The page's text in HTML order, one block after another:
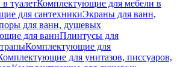
туалетКомплектующие для мебели в
для сантехникиЭкраны для ванн,
для ванн, душевых
для ваннПлинтусы для
Комплектующие для
для унитазов, писсуаров,